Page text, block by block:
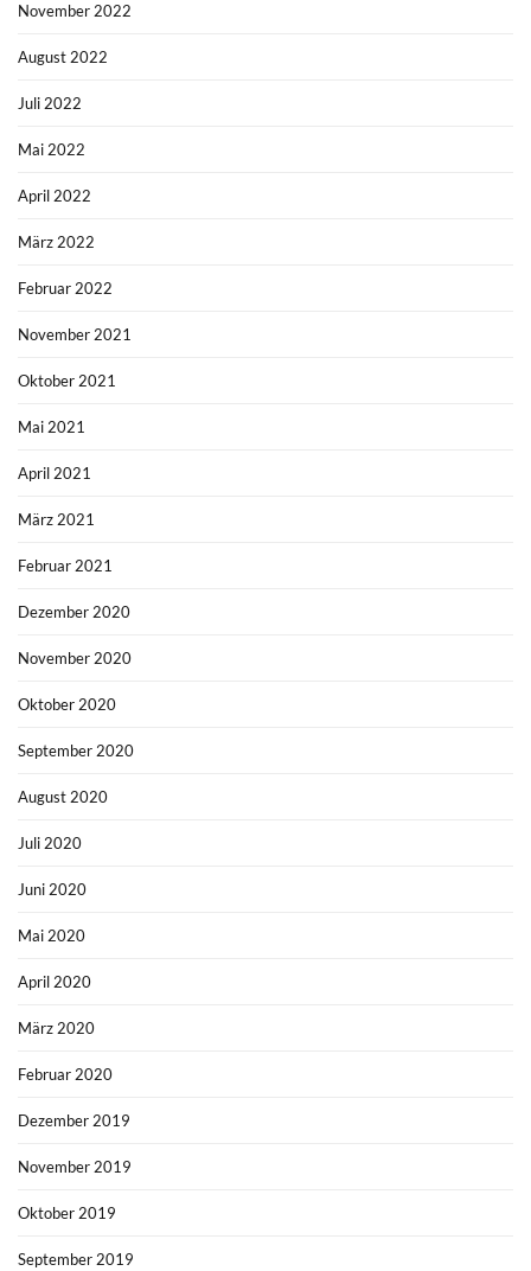
November 2022
August 2022
Juli 2022
Mai 2022
April 2022
März 2022
Februar 2022
November 2021
Oktober 2021
Mai 2021
April 2021
März 2021
Februar 2021
Dezember 2020
November 2020
Oktober 2020
September 2020
August 2020
Juli 2020
Juni 2020
Mai 2020
April 2020
März 2020
Februar 2020
Dezember 2019
November 2019
Oktober 2019
September 2019